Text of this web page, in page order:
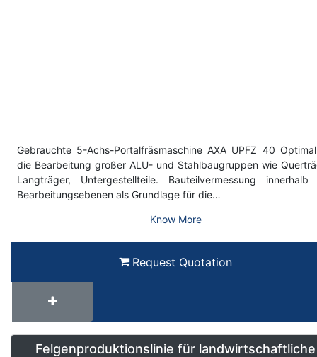
Gebrauchte 5-Achs-Portalfräsmaschine AXA UPFZ 40
die Bearbeitung großer ALU- und Stahlbaugruppen wie
Langträger, Untergestellteile. Bauteilvermessung innerhalb
Bearbeitungsebenen als Grundlage für die…
Know More
Request Quotation
Felgenproduktionslinie für landwirtschaftliche